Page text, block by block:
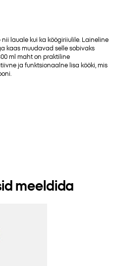
lauale kui ka köögiriiulile. Laineline
kaas muudavad selle sobivaks
ml maht on praktiline
ja funktsionaalne lisa kööki, mis
meeldida